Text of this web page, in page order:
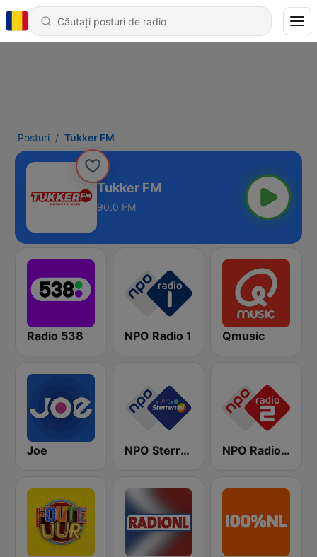
Posturi Tukker FM
Tukker FM
90.0 FM
Radio 538 NPO Radio 1 Qmusic
Joe NPO Sterren NPO Radio 2